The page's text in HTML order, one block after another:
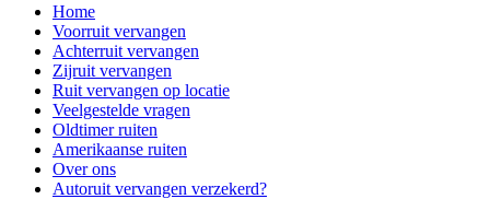
Home
Voorruit vervangen
Achterruit vervangen
Zijruit vervangen
Ruit vervangen op locatie
Veelgestelde vragen
Oldtimer ruiten
Amerikaanse ruiten
Over ons
Autoruit vervangen verzekerd?